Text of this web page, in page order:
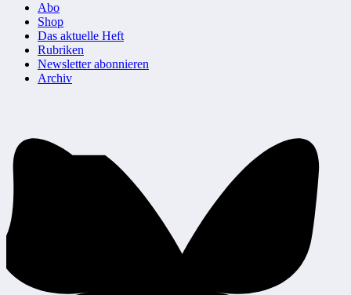
Abo
Shop
Das aktuelle Heft
Rubriken
Newsletter abonnieren
Archiv